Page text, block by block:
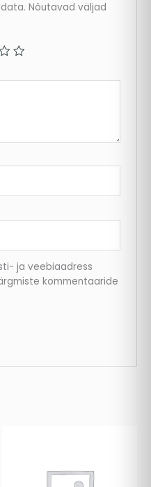
Nõutavad väljad
ja veebiaadress
kommentaaride